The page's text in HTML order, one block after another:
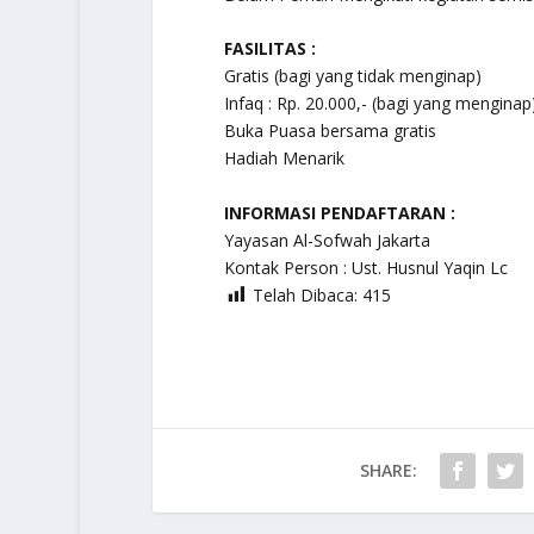
FASILITAS :
Gratis (bagi yang tidak menginap)
Infaq : Rp. 20.000,- (bagi yang
Buka Puasa bersama gratis
Hadiah Menarik
INFORMASI PENDAFTARAN :
Yayasan Al-Sofwah Jakarta
Kontak Person : Ust. Husnul Yaqin Lc
Telah Dibaca: 415
SHARE: